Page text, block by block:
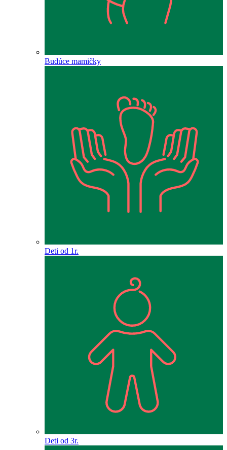
Budúce mamičky
Deti od 1r.
Deti od 3r.